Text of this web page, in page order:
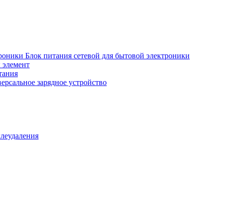
Блок питания сетевой для бытовой электроники
элемент
зарядное устройство